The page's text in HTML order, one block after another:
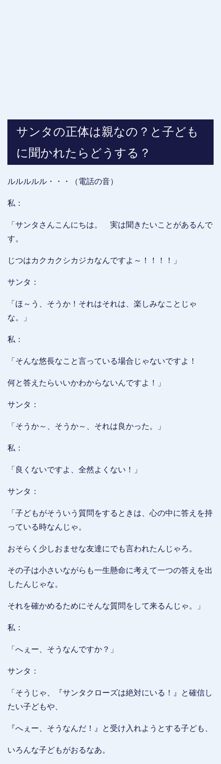
サンタの正体は親なの？と子ども
に聞かれたらどうする？
ルルルルル・・・（電話の音）
私：
「サンタさんこんにちは。 実は聞きたいことがあるんで
す。
じつはカクカクシカジカなんですよ～！！！！」
サンタ：
「ほ～う、そうか！それはそれは、楽しみなことじゃ
な。」
私：
「そんな悠長なこと言っている場合じゃないですよ！
何と答えたらいいかわからないんですよ！」
サンタ：
「そうか～、そうか～、それは良かった。」
私：
「良くないですよ、全然よくない！」
サンタ：
「子どもがそういう質問をするときは、心の中に答えを持
っている時なんじゃ。
おそらく少しおませな友達にでも言われたんじゃろ。
その子は小さいながらも一生懸命に考えて一つの答えを出
したんじゃな。
それを確かめるためにそんな質問をして来るんじゃ。」
私：
「へぇー、そうなんですか？」
サンタ：
「そうじゃ、『サンタクローズは絶対にいる！』と確信し
たい子どもや、
『へぇー、そうなんだ！』と受け入れようとする子ども、
いろんな子どもがおるなあ。